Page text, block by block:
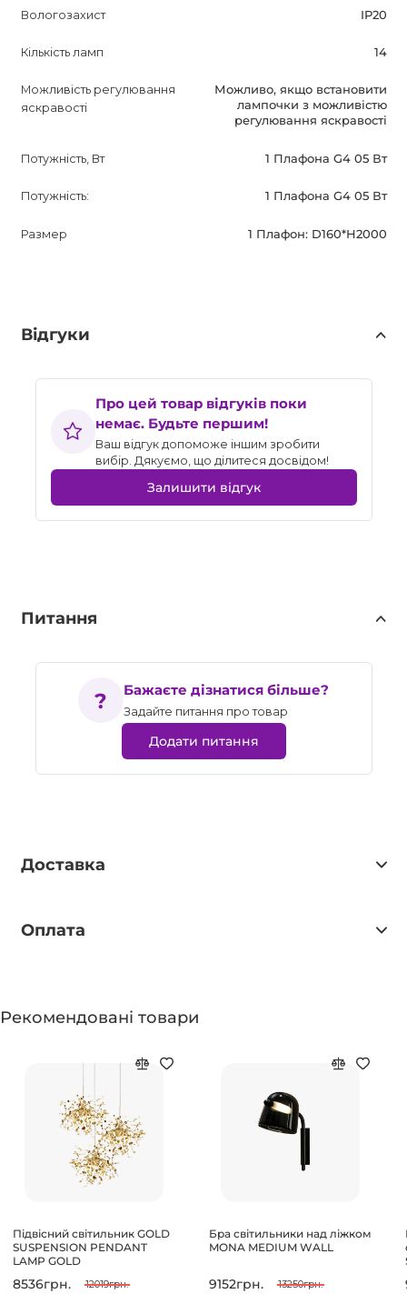
Вологозахист IP20
Кількість ламп 14
Можливість регулювання
яскравості
Можливо, якщо встановити
лампочки з можливістю
регулювання яскравості
Потужність, Вт 1 Плафона G4 05 Вт
Потужність: 1 Плафона G4 05 Вт
Размер 1 Плафон: D160*H2000
Відгуки
Про цей товар відгуків поки
немає. Будьте першим!
Ваш відгук допоможе іншим зробити
вибір. Дякуємо, що ділитеся досвідом!
Залишити відгук
Питання
Бажаєте дізнатися більше?
Задайте питання про товар
Додати питання
Доставка
Оплата
Рекомендовані товари
Підвісний світильник GOLD
SUSPENSION PENDANT
LAMP GOLD
8536грн. 12019грн.
Бра світильники над ліжком
MONA MEDIUM WALL
9152грн. 13250грн.